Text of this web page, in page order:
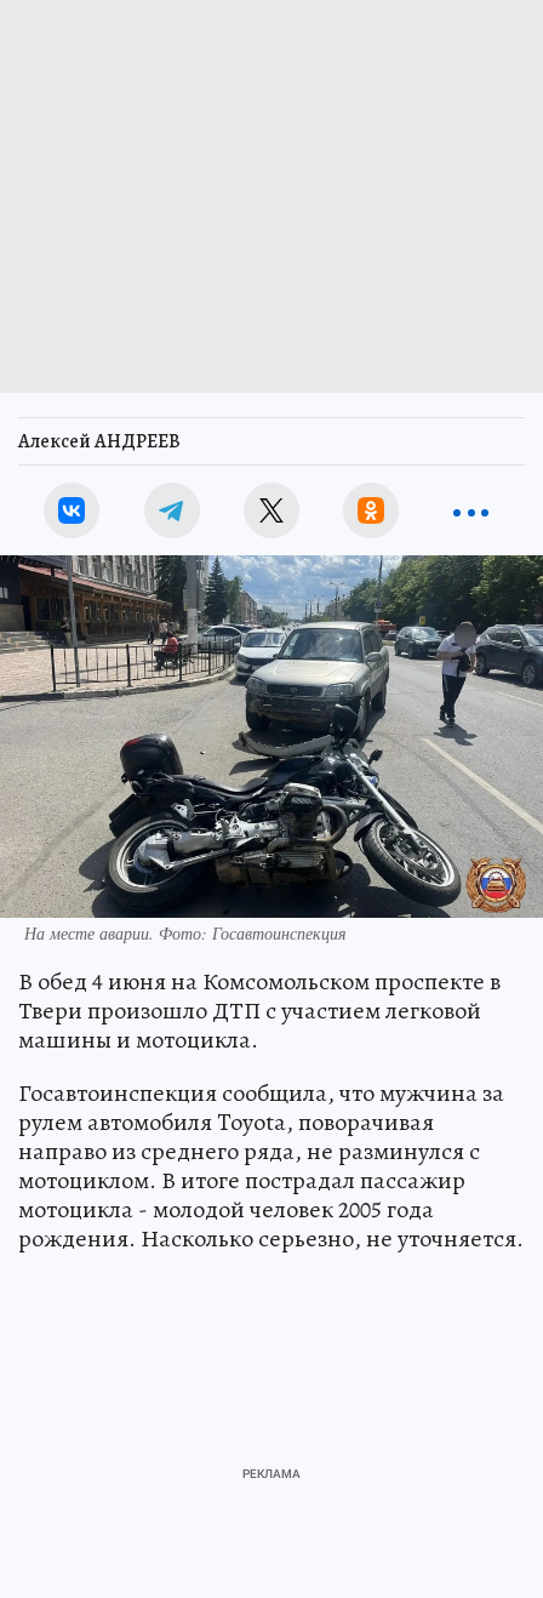
Алексей АНДРЕЕВ
На месте аварии. Фото: Госавтоинспекция
В обед 4 июня на Комсомольском проспекте в
Твери произошло ДТП с участием легковой
машины и мотоцикла.
Госавтоинспекция сообщила, что мужчина за
рулем автомобиля Toyota, поворачивая
направо из среднего ряда, не разминулся с
мотоциклом. В итоге пострадал пассажир
мотоцикла - молодой человек 2005 года
рождения. Насколько серьезно, не уточняется.